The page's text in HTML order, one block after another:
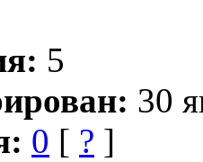
5
30
0 [ ? ]